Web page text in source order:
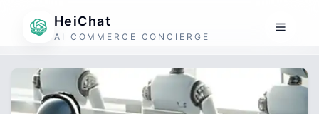
HeiChat
AI COMMERCE CONCIERGE